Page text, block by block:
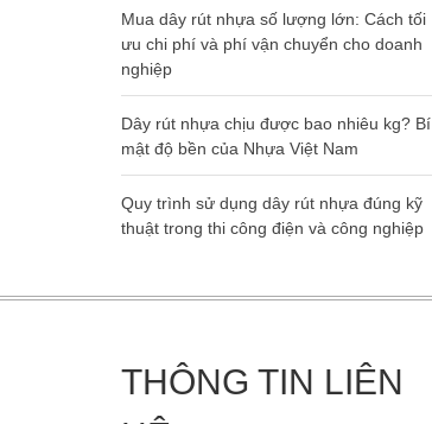
Mua dây rút nhựa số lượng lớn: Cách tối
ưu chi phí và phí vận chuyển cho doanh
nghiệp
Dây rút nhựa chịu được bao nhiêu kg? Bí
mật độ bền của Nhựa Việt Nam
Quy trình sử dụng dây rút nhựa đúng kỹ
thuật trong thi công điện và công nghiệp
THÔNG TIN LIÊN